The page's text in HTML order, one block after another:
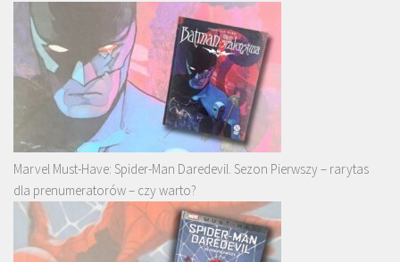
Marvel Must-Have: Spider-Man Daredevil. Sezon Pierwszy – rarytas
dla prenumeratorów – czy warto?